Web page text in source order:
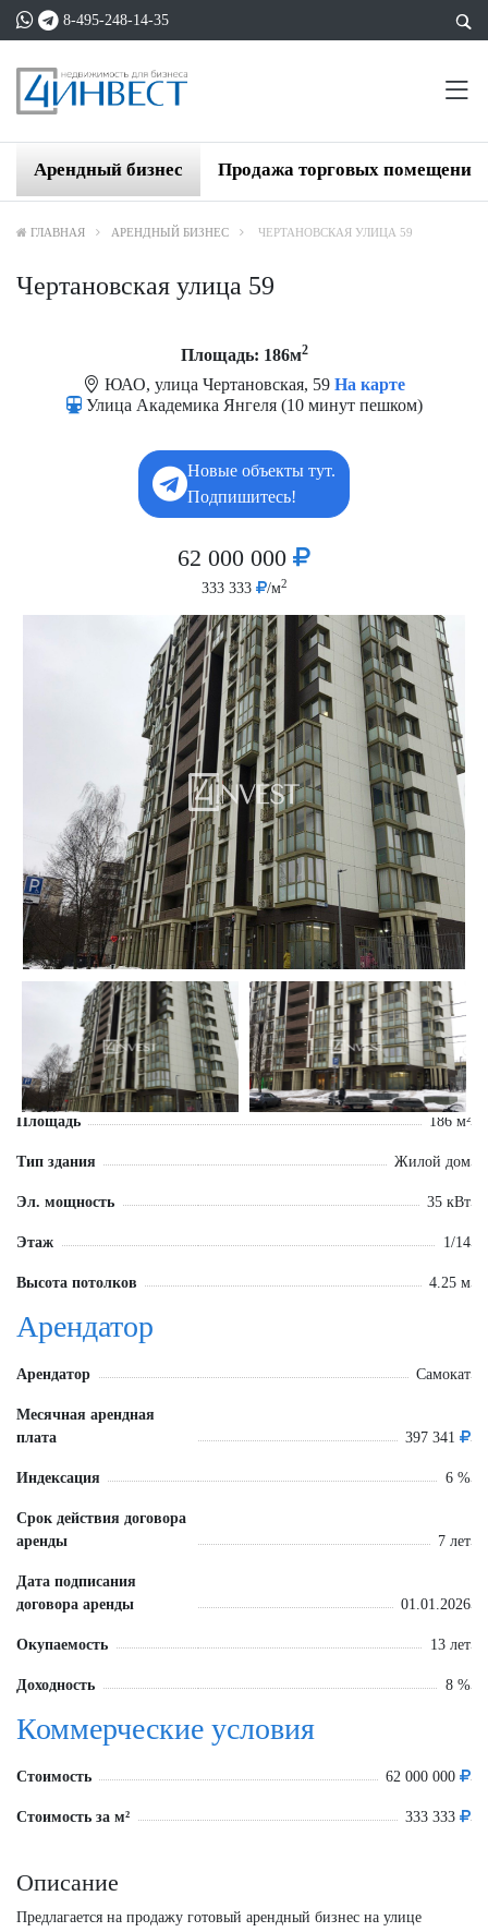
8-495-248-14-35
Арендный бизнес Продажа торговых помещений
ГЛАВНАЯ АРЕНДНЫЙ БИЗНЕС ЧЕРТАНОВСКАЯ УЛИЦА 59
Чертановская улица 59
Площадь: 186м2
ЮАО, улица Чертановская, 59 На карте
Улица Академика Янгеля (10 минут пешком)
Новые объекты тут.
Подпишитесь!
62 000 000
333 333 /м2
Площадь 186 м²
Тип здания Жилой дом
Эл. мощность 35 кВт
Этаж 1/14
Высота потолков 4.25 м
Арендатор
Арендатор Самокат
Месячная арендная
плата
397 341
Индексация 6 %
Срок действия договора
аренды
7 лет
Дата подписания
договора аренды
01.01.2026
Окупаемость 13 лет
Доходность 8 %
Коммерческие условия
Стоимость 62 000 000
Стоимость за м² 333 333
Описание
Предлагается на продажу готовый арендный бизнес на улице